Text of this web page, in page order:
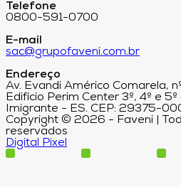
Telefone
0800-591-0700
E-mail
sac@grupofaveni.com.br
Endereço
Av. Evandi Américo Comarela,
Edifício Perim Center 3º, 4º e
Imigrante - ES. CEP: 29375-
Copyright © 2026 - Faveni |
reservados
Digital Pixel